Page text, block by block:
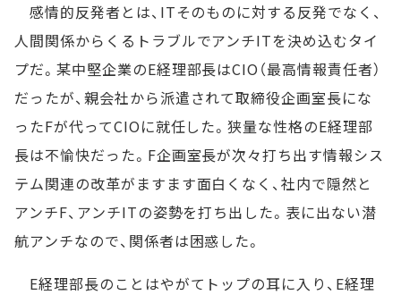
感情的反発者とは、ITそのものに対する反発でなく、
人間関係からくるトラブルでアンチITを決め込むタイ
プだ。某中堅企業のE経理部長はCIO（最高情報責任者）
だったが、親会社から派遣されて取締役企画室長にな
ったFが代ってCIOに就任した。狭量な性格のE経理部
長は不愉快だった。F企画室長が次々打ち出す情報シス
テム関連の改革がますます面白くなく、社内で隠然と
アンチF、アンチITの姿勢を打ち出した。表に出ない潜
航アンチなので、関係者は困惑した。
E経理部長のことはやがてトップの耳に入り、E経理